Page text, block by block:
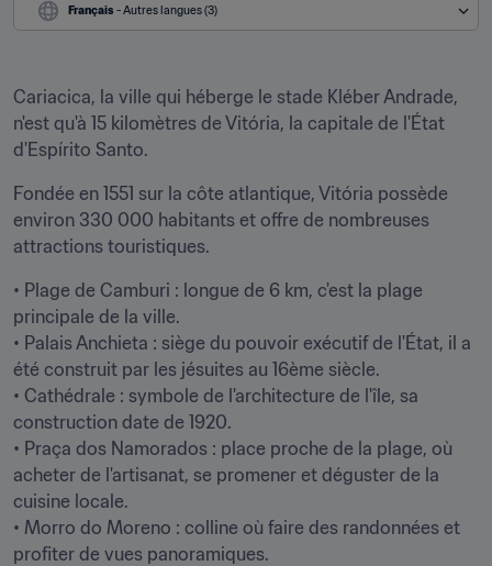
Français - Autres langues (3)
Cariacica, la ville qui héberge le stade Kléber Andrade,
n'est qu'à 15 kilomètres de Vitória, la capitale de l'État
d'Espírito Santo.
Fondée en 1551 sur la côte atlantique, Vitória possède
environ 330 000 habitants et offre de nombreuses
attractions touristiques.
• Plage de Camburi : longue de 6 km, c'est la plage
principale de la ville.
• Palais Anchieta : siège du pouvoir exécutif de l'État, il a
été construit par les jésuites au 16ème siècle.
• Cathédrale : symbole de l'architecture de l'île, sa
construction date de 1920.
• Praça dos Namorados : place proche de la plage, où
acheter de l'artisanat, se promener et déguster de la
cuisine locale.
• Morro do Moreno : colline où faire des randonnées et
profiter de vues panoramiques.